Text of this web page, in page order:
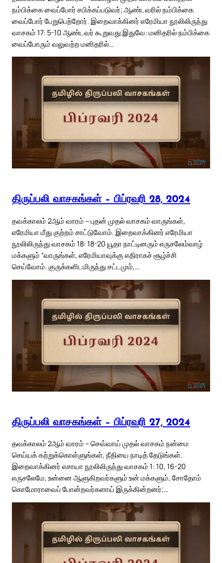
நம்பிக்கை வைப்போர் சபிக்கப்படுவர்; ஆண்டவரில் நம்பிக்கை
வைப்போர் பேறுபெற்றோர். இறைவாக்கினர் எரேமியா நூலிலிருந்து
வாசகம் 17: 5-10 ஆண்டவர் கூறுவது இதுவே: மனிதரில் நம்பிக்கை
வைப்போரும் வலுவற்ற மனிதரில்…
திருப்பலி வாசகங்கள் – பிப்ரவரி 28, 2024
தவக்காலம் 2ஆம் வாரம் – புதன் முதல் வாசகம் வாருங்கள்,
எரேமியா மீது குற்றம் சாட்டுவோம். இறைவாக்கினர் எரேமியா
நூலிலிருந்து வாசகம் 18: 18-20 யூதா நாட்டினரும் எருசலேம்வாழ்
மக்களும் “வாருங்கள், எரேமியாவுக்கு எதிராகச் சூழ்ச்சி
செய்வோம். குருக்களிடமிருந்து சட்டமும்,…
திருப்பலி வாசகங்கள் – பிப்ரவரி 27, 2024
தவக்காலம் 2ஆம் வாரம் – செவ்வாய் முதல் வாசகம் நன்மை
செய்யக் கற்றுக்கொள்ளுங்கள், நீதியை நாடித் தேடுங்கள்.
இறைவாக்கினர் எசாயா நூலிலிருந்து வாசகம் 1: 10, 16-20
எருசலேமே, உன்னை ஆளுகிறவர்களும் உன் மக்களும், சோதோம்
கொமோராவைப் போன்றவர்களாய் இருக்கின்றனர்;…